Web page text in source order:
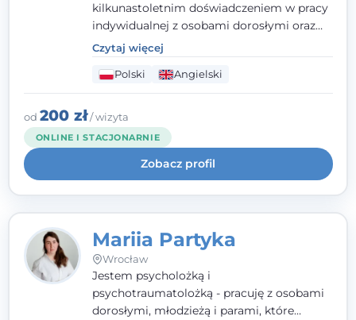
kilkunastoletnim doświadczeniem w pracy
indywidualnej z osobami dorosłymi oraz
parami. Specjalizuję się w obszarze zdrowia
seksualnego, żałoby, kryzysów życiowych i
wypalenia zawodowego. Pracuję w języku
polskim i angielskim, w podejściu
humanistycznym, opartym na
partnerstwie i podmiotowości klienta.
Czytaj więcej
Polski Angielski
od 200 zł/ wizyta
ONLINE I STACJONARNIE
Zobacz profil
Mariia Partyka
Wrocław
Jestem psycholożką i
psychotraumatolożką - pracuję z osobami
dorosłymi, młodzieżą i parami, które